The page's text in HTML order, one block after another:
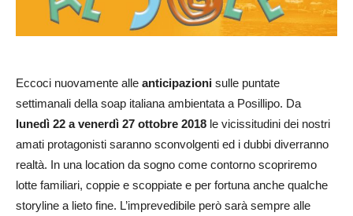
Eccoci nuovamente alle anticipazioni sulle puntate
settimanali della soap italiana ambientata a Posillipo. Da
lunedì 22 a venerdì 27 ottobre 2018 le vicissitudini dei nostri
amati protagonisti saranno sconvolgenti ed i dubbi diverranno
realtà. In una location da sogno come contorno scopriremo
lotte familiari, coppie e scoppiate e per fortuna anche qualche
storyline a lieto fine. L’imprevedibile però sarà sempre alle